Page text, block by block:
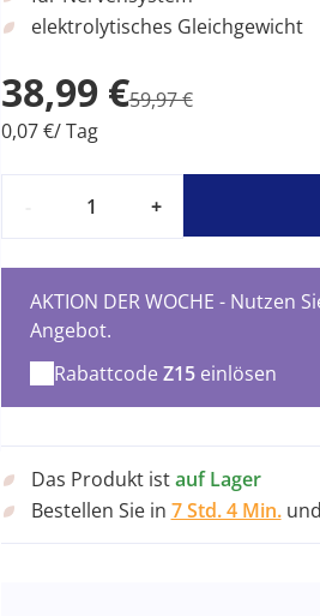
elektrolytisches Gleichgewicht
38,99 €59,97 €
0,07 €/ Tag
+
AKTION DER WOCHE - Nutzen
Angebot.
Rabattcode Z15einlösen
Das Produkt istauf Lager
Bestellen Sie in 7 Std. 4 Min.